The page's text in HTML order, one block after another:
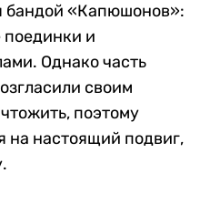
бандой «Капюшонов»:
и
Однако часть
своим
поэтому
на настоящий подвиг,